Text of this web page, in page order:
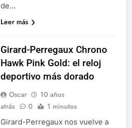
de…
Leer más
Girard-Perregaux Chrono
Hawk Pink Gold: el reloj
deportivo más dorado
Oscar
10 años
atrás
0 1 minutos
Girard-Perregaux nos vuelve a